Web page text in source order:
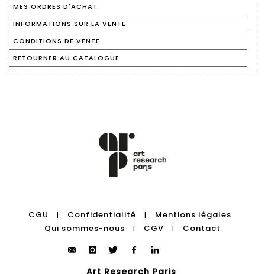
MES ORDRES D'ACHAT
INFORMATIONS SUR LA VENTE
CONDITIONS DE VENTE
RETOURNER AU CATALOGUE
CGU | Confidentialité |
Mentions légales
Qui sommes-nous
| CGV | Contact
Art Research Paris